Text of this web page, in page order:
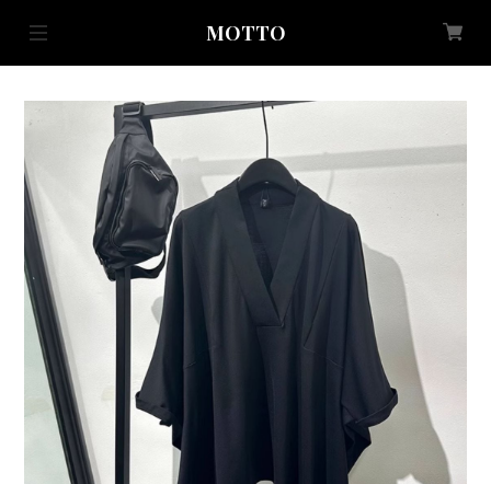
MOTTO